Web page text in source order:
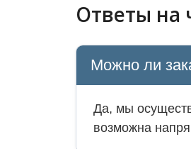
Ответы на
Можно ли
Да, мы
возможна